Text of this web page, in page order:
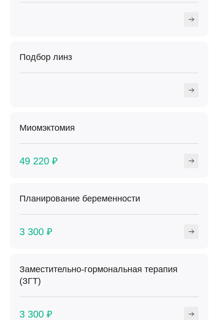
Подбор линз
Миомэктомия
49 220 ₽
Планирование беременности
3 300 ₽
Заместительно-гормональная терапия
(ЗГТ)
3 300 ₽